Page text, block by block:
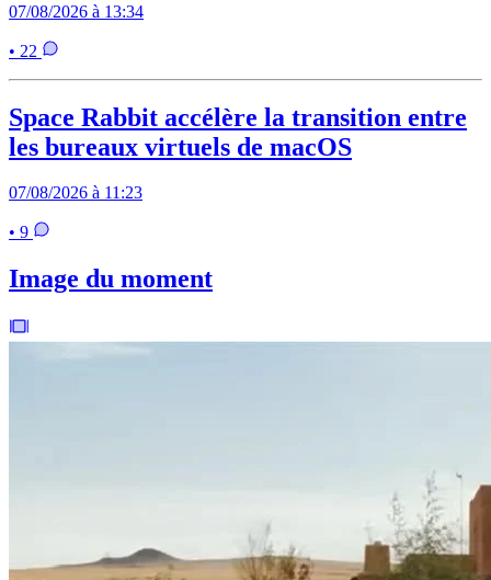
07/08/2026 à 13:34
• 22
Space Rabbit accélère la transition entre
les bureaux virtuels de macOS
07/08/2026 à 11:23
• 9
Image du moment